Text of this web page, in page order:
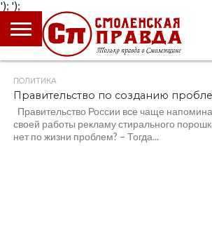
');
ГЛАВНАЯ
НОВОСТИ
ПРОИСШЕСТВИЯ
ПОЛИТИКА
КУЛЬТУРА
ЭКОНОМИКА
ОБЩЕСТВО
БЛОГИ
ПОЛИТИКА
Правительство по созданию
Правительство России все чаще
своей работы рекламу стирального
нет по жизни проблем? – Тогда...
');